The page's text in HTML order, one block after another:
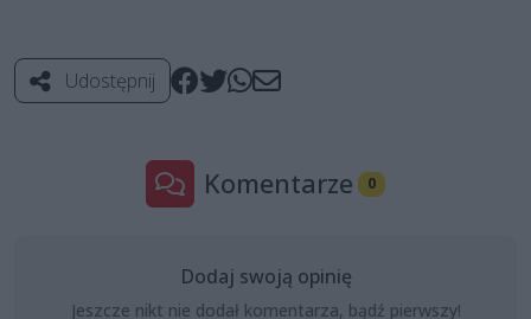
Udostępnij
Komentarze 0
Dodaj swoją opinię
Jeszcze nikt nie dodał komentarza, bądź pierwszy!